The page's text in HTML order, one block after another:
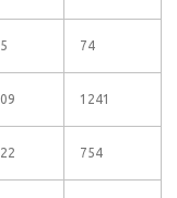
74
1241
754